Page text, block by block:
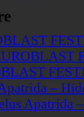
–
Apatrida